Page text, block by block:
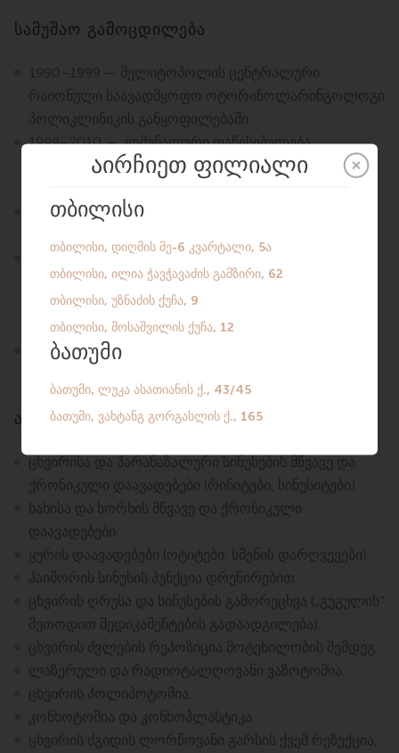
სამუშაო გამოცდილება
1990–1999 — მელიტოპოლის ცენტრალური
რაიონული საავადმყოფო ოტორინოლარინგოლოგი
პოლიკლინიკის განყოფილებაში.
1999–2010 — კომუნალური დაწესებულება
„მელიტოპოლის ქალაქის საავადმყოფო №1“,
2010–2013 — კერძო პრაქტიკა,
2013–2017 — კომუნალური დაწესებულება
„მელიტოპოლის ქალაქის საავადმყოფო №1“
ოტორინოლარინგოლოგი პოლიკლინიკის
განყოფილებაში.
2017–2022 — კერძო პრაქტიკა,
ატარებს დიაგნოსტიკასა და მკურნალობას
ცხვირისა და პარანაზალური სინუსების მწვავე და
ქრონიკული დაავადებები (რინიტები, სინუსიტები).
ხახისა და ხორხის მწვავე და ქრონიკული
დაავადებები.
ყურის დაავადებები (ოტიტები, სმენის დარღვევები).
ჰაიმორის სინუსის პუნქცია დრენირებით.
ცხვირის ღრუსა და სინუსების გამორეცხვა („გუგულის“
მეთოდით მედიკამენტების გადაადგილება).
ცხვირის ძვლების რეპოზიცია მოტეხილობის შემდეგ.
ლაზერული და რადიოტალღოვანი ვაზოტომია.
ცხვირის პოლიპოტომია.
კონხოტომია და კონხოპლასტიკა.
ცხვირის ძგიდის ლორწოვანი გარსის ქვეშ რეზექცია,